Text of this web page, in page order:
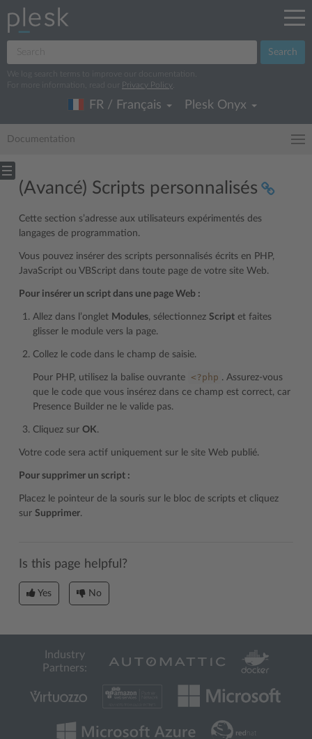
Search
We log search terms to improve our documentation.
For more information, read our
Privacy Policy
FR / Français Plesk Onyx
Documentation
(Avancé) Scripts personnalisés
Cette section s’adresse aux utilisateurs expérimentés des
langages de programmation.
Vous pouvez insérer des scripts personnalisés écrits en PHP,
JavaScript ou VBScript dans toute page de votre site Web.
Pour insérer un script dans une page Web :
Allez dans l’onglet Modules, sélectionnez Script et faites
glisser le module vers la page.
Collez le code dans le champ de saisie.
Pour PHP, utilisez la balise ouvrante <?php . Assurez-vous
que le code que vous insérez dans ce champ est correct, car
Presence Builder ne le valide pas.
Cliquez sur OK.
Votre code sera actif uniquement sur le site Web publié.
Pour supprimer un script :
Placez le pointeur de la souris sur le bloc de scripts et cliquez
sur Supprimer.
Is this page helpful?
Yes No
Industry
Partners: